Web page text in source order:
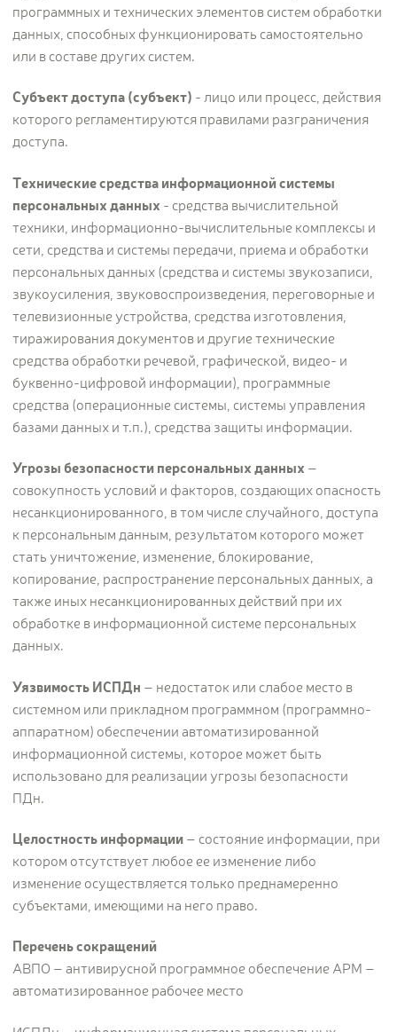
программных и технических элементов систем обработки
данных, способных функционировать самостоятельно
или в составе других систем.
Субъект доступа (субъект) - лицо или процесс, действия
которого регламентируются правилами разграничения
доступа.
Технические средства информационной системы
персональных данных - средства вычислительной
техники, информационно-вычислительные комплексы и
сети, средства и системы передачи, приема и обработки
персональных данных (средства и системы звукозаписи,
звукоусиления, звуковоспроизведения, переговорные и
телевизионные устройства, средства изготовления,
тиражирования документов и другие технические
средства обработки речевой, графической, видео- и
буквенно-цифровой информации), программные
средства (операционные системы, системы управления
базами данных и т.п.), средства защиты информации.
Угрозы безопасности персональных данных –
совокупность условий и факторов, создающих опасность
несанкционированного, в том числе случайного, доступа
к персональным данным, результатом которого может
стать уничтожение, изменение, блокирование,
копирование, распространение персональных данных, а
также иных несанкционированных действий при их
обработке в информационной системе персональных
данных.
Уязвимость ИСПДн – недостаток или слабое место в
системном или прикладном программном (программно-
аппаратном) обеспечении автоматизированной
информационной системы, которое может быть
использовано для реализации угрозы безопасности
ПДн.
Целостность информации– состояние информации, при
котором отсутствует любое ее изменение либо
изменение осуществляется только преднамеренно
субъектами, имеющими на него право.
Перечень сокращений
АВПО – антивирусной программное обеспечение АРМ –
автоматизированное рабочее место